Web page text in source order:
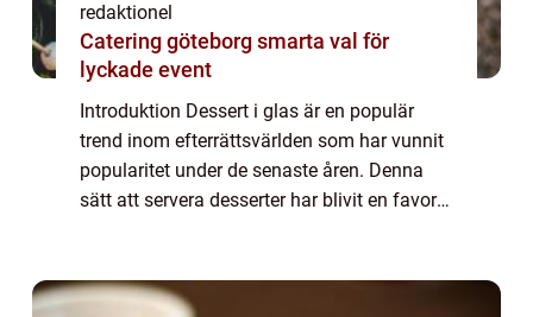
redaktionel
Catering göteborg smarta val för
lyckade event
Introduktion Dessert i glas är en populär
trend inom efterrättsvärlden som har vunnit
popularitet under de senaste åren. Denna
sätt att servera desserter har blivit en favorit